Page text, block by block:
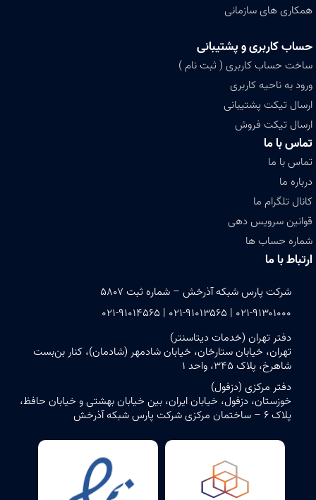
همکاری های سازمانی
حساب کاربری و پشتیبانی
ساخت حساب کاربری ( ثبت نام )
ورود به ناحیه کاربری
ارسال تیکت پشتیبانی
ارسال تیکت فروش
تماس با ما
تماس با ما
درباره ما
کانال تلگرام ما
قوانین سرویس دهی
شماره حساب ها
ارتباط با ما
شرکت پارس شبکه آذرخش – شماره ثبت ۵۸۰۷
۰۲۱-۹۱۳۰۱۰۰۰ | ۰۲۱-۹۱۰۱۳۵۶۵ | ۰۲۱-۹۱۰۱۴۵۶۵
دفتر تهران (خدمات دیتاسنتر)
تهران، خیابان ستارخان، خیابان شادمهر (شادمان)، کنار بن‌بست
شاهرخ، پلاک ۳۴۵، واحد ۱
دفتر مرکزی (دزفول)
خوزستان، دزفول، خیابان ایران، بین خیابان بهشتی و خیابان حافظ،
پلاک ۶ – ساختمان مرکزی شرکت پارس شبکه آذرخش